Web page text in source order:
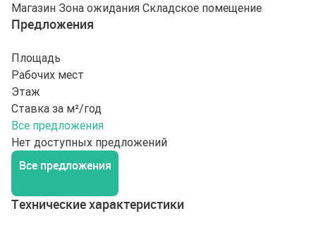
Магазин Зона ожидания Складское помещение
Предложения
Площадь
Рабочих мест
Этаж
Ставка за м²/год
Все предложения
Нет доступных предложений
Все предложения
Технические характеристики